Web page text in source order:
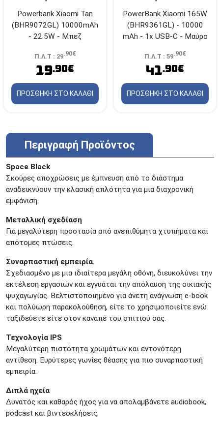
Powerbank Xiaomi Tan
(BHR9072GL) 10000mAh
- 22.5W - Μπεζ
Π.Λ.Τ : 29.90€
19.90€
ΠΡΟΣΘΗΚΗ ΣΤΟ ΚΑΛΑΘΙ
PowerBank Xiaomi 165W
(BHR9361GL) - 10000
mAh - 1x USB-C - Μαύρο
Π.Λ.Τ : 59.90€
41.90€
ΠΡΟΣΘΗΚΗ ΣΤΟ ΚΑΛΑΘΙ
Περιγραφή Προϊόντος
Space Black
Σκούρες αποχρώσεις με έμπνευση από το διάστημα
αναδεικνύουν την κλασική απλότητα για μια διαχρονική
εμφάνιση.
Μεταλλική σχεδίαση
Για μεγαλύτερη προστασία από ανεπιθύμητα χτυπήματα και
απότομες πτώσεις.
Συναρπαστική εμπειρία.
Σχεδιασμένο με μια ιδιαίτερα μεγάλη οθόνη, διευκολύνει την
εκτέλεση εργασιών και εγγυάται την απόλαυση της οικιακής
ψυχαγωγίας. Βελτιστοποιημένο για άνετη ανάγνωση e-book
και πολύωρη παρακολούθηση, είτε το χρησιμοποιείτε ενώ
ταξιδεύετε είτε στον καναπέ του σπιτιού σας.
Τεχνολογία IPS
Μεγαλύτερη πιστότητα χρωμάτων και εντονότερη
αντίθεση. Ευρύτερες γωνίες θέασης για πιο συναρπαστική
εμπειρία.
Διπλά ηχεία
Δυνατός και καθαρός ήχος για να απολαμβάνετε audiobook,
podcast και βιντεοκλήσεις.